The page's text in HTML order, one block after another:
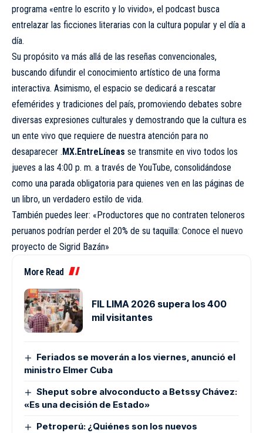
programa «entre lo escrito y lo vivido», el podcast busca
entrelazar las ficciones literarias con la cultura popular y el día a
día.
Su propósito va más allá de las reseñas convencionales,
buscando difundir el conocimiento artístico de una forma
interactiva. Asimismo, el espacio se dedicará a rescatar
efemérides y tradiciones del país, promoviendo debates sobre
diversas expresiones culturales y demostrando que la cultura es
un ente vivo que requiere de nuestra atención para no
desaparecer . MX.EntreLíneas se transmite en vivo todos los
jueves a las 4:00 p. m. a través de YouTube, consolidándose
como una parada obligatoria para quienes ven en las páginas de
un libro, un verdadero estilo de vida.
También puedes leer: «Productores que no contraten teloneros
peruanos podrían perder el 20% de su taquilla: Conoce el nuevo
proyecto de Sigrid Bazán»
More Read
FIL LIMA 2026 supera los 400
mil visitantes
Feriados se moverán a los viernes, anunció el
ministro Elmer Cuba
Sheput sobre alvoconducto a Betssy Chávez:
«Es una decisión de Estado»
Petroperú: ¿Quiénes son los nuevos